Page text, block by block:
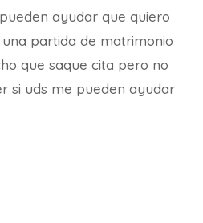
ayudar que quiero
partida de matrimonio
que saque cita pero no
si uds me pueden ayudar